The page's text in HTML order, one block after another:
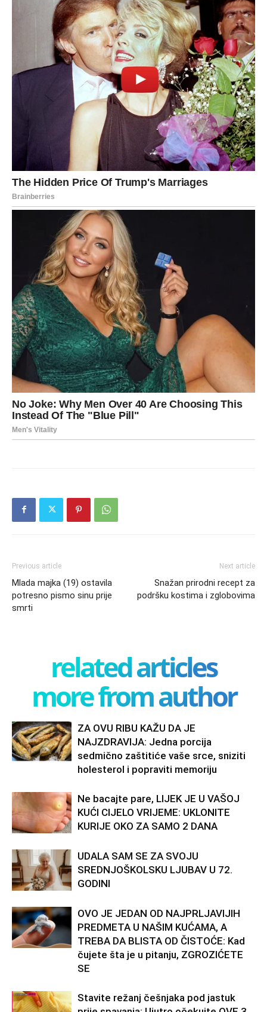
Previous article
Mlada majka (19) ostavila
potresno pismo sinu prije
smrti
Next article
Snažan prirodni recept za
podršku kostima i zglobovima
related articles
more from author
ZA OVU RIBU KAŽU DA JE
NAJZDRAVIJA: Jedna porcija
sedmično zaštitiće vaše srce, sniziti
holesterol i popraviti memoriju
Ne bacajte pare, LIJEK JE U VAŠOJ
KUĆI CIJELO VRIJEME: UKLONITE
KURIJE OKO ZA SAMO 2 DANA
UDALA SAM SE ZA SVOJU
SREDNJOŠKOLSKU LJUBAV U 72.
GODINI
OVO JE JEDAN OD NAJPRLJAVIJIH
PREDMETA U NAŠIM KUĆAMA, A
TREBA DA BLISTA OD ČISTOĆE: Kad
čujete šta je u pitanju, ZGROZIĆETE
SE
Stavite režanj češnjaka pod jastuk